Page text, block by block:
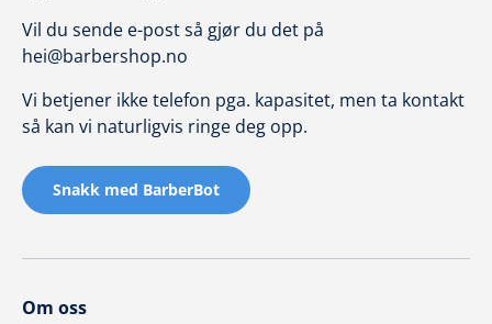
Vil du sende e-post så gjør du det på
hei@barbershop.no
Vi betjener ikke telefon pga. kapasitet, men ta kontakt
så kan vi naturligvis ringe deg opp.
Snakk med BarberBot
Om oss